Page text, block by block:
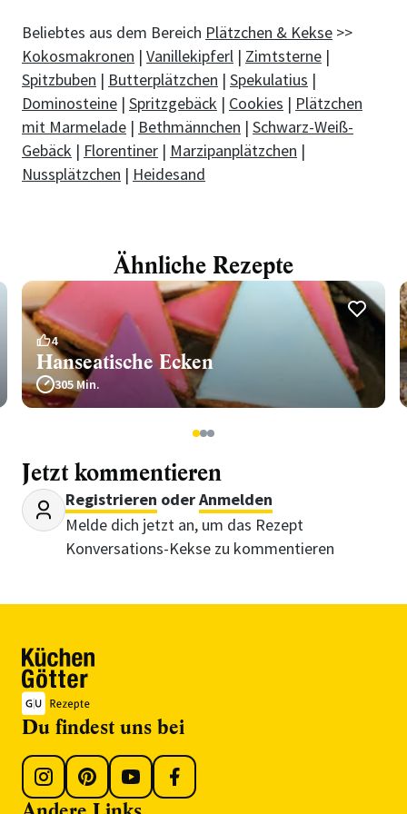
Beliebtes aus dem Bereich Plätzchen & Kekse >>
Kokosmakronen | Vanillekipferl | Zimtsterne |
Spitzbuben | Butterplätzchen | Spekulatius |
Dominosteine | Spritzgebäck | Cookies | Plätzchen
mit Marmelade | Bethmännchen | Schwarz-Weiß-
Gebäck | Florentiner | Marzipanplätzchen |
Nussplätzchen | Heidesand
Ähnliche Rezepte
4
Hanseatische Ecken
305 Min.
123
Jetzt kommentieren
Registrieren oderAnmelden
Melde dich jetzt an, um das Rezept
Konversations-Kekse zu kommentieren
Du findest uns bei